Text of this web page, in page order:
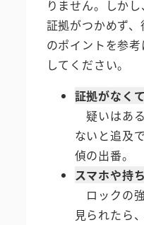
りません。しか
証拠がつかめず
のポイントを参
してください。
証拠がなく
疑いはあ
ないと追及
偵の出番。
スマホや持
ロックの
見られたら